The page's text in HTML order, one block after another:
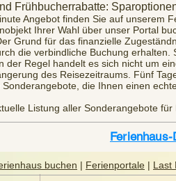
Frühbucherrabatte:
Angebot finden Sie auf unserem
Ihrer Wahl über unser Portal
Grund für das finanzielle
die verbindliche Buchung
der Regel handelt es sich nicht um
des Reisezeitraums. Fünf
die Ihnen einen
Listung aller Sonderangebote
buchen | Ferienportale | Last